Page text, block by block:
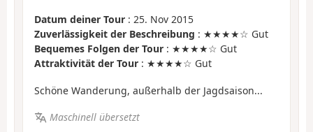
Datum deiner Tour : 25. Nov 2015
Zuverlässigkeit der Beschreibung : ★★★★☆ Gut
Bequemes Folgen der Tour : ★★★★☆ Gut
Attraktivität der Tour : ★★★★☆ Gut
Schöne Wanderung, außerhalb der Jagdsaison...
Maschinell übersetzt